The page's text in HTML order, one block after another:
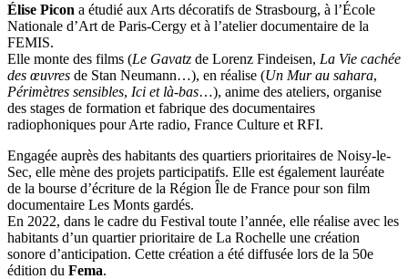
Élise Picon a étudié aux Arts décoratifs de Strasbourg, à l’École
Nationale d’Art de Paris-Cergy et à l’atelier documentaire de la
FEMIS.
Elle monte des films (Le Gavatz de Lorenz Findeisen, La Vie cachée
des œuvres de Stan Neumann…), en réalise (Un Mur au sahara,
Périmètres sensibles, Ici et là-bas…), anime des ateliers, organise
des stages de formation et fabrique des documentaires
radiophoniques pour Arte radio, France Culture et RFI.
Engagée auprès des habitants des quartiers prioritaires de Noisy-le-
Sec, elle mène des projets participatifs. Elle est également lauréate
de la bourse d’écriture de la Région Île de France pour son film
documentaire Les Monts gardés.
En 2022, dans le cadre du Festival toute l’année, elle réalise avec les
habitants d’un quartier prioritaire de La Rochelle une création
sonore d’anticipation. Cette création a été diffusée lors de la 50e
édition du Fema.